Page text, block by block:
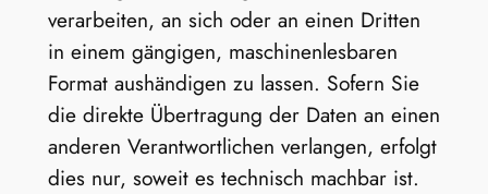
verarbeiten, an sich oder an einen Dritten
in einem gängigen, maschinenlesbaren
Format aushändigen zu lassen. Sofern Sie
die direkte Übertragung der Daten an einen
anderen Verantwortlichen verlangen, erfolgt
dies nur, soweit es technisch machbar ist.